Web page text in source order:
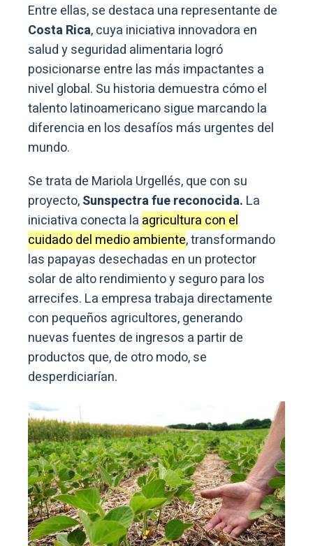
Entre ellas, se destaca una representante de
Costa Rica, cuya iniciativa innovadora en
salud y seguridad alimentaria logró
posicionarse entre las más impactantes a
nivel global. Su historia demuestra cómo el
talento latinoamericano sigue marcando la
diferencia en los desafíos más urgentes del
mundo.
Se trata de Mariola Urgellés, que con su
proyecto,Sunspectra fue reconocida. La
iniciativa conecta la agricultura con el
cuidado del medio ambiente, transformando
las papayas desechadas en un protector
solar de alto rendimiento y seguro para los
arrecifes. La empresa trabaja directamente
con pequeños agricultores, generando
nuevas fuentes de ingresos a partir de
productos que, de otro modo, se
desperdiciarían.